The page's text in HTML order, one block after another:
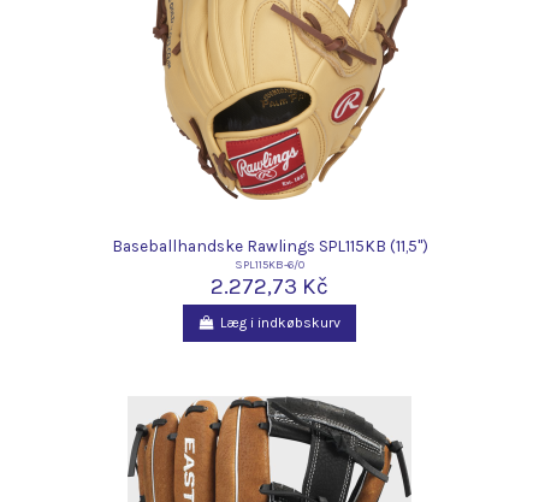
Baseballhandske Rawlings SPL115KB (11,5")
SPL115KB-6/0
2.272,73 Kč
Læg i indkøbskurv